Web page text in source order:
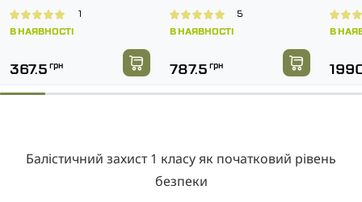
В НАЯВНОСТІ
1
367.5 грн
В НАЯВНОСТІ
5
787.5 грн
В
Балістичний захист 1 класу як початковий рівень
безпеки